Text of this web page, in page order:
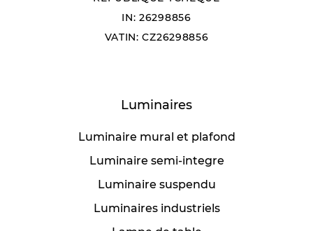
IN: 26298856
VATIN: CZ26298856
Luminaires
Luminaire mural et plafond
Luminaire semi-integre
Luminaire suspendu
Luminaires industriels